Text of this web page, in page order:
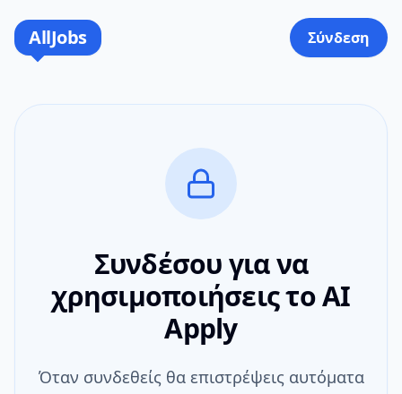
AllJobs Σύνδεση
Συνδέσου για να
χρησιμοποιήσεις το AI
Apply
Όταν συνδεθείς θα επιστρέψεις αυτόματα